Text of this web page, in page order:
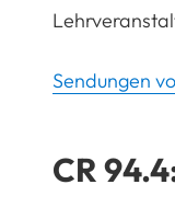
Sendungen
CR